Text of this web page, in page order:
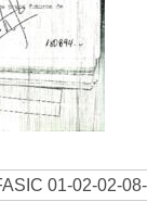
01-02-02-